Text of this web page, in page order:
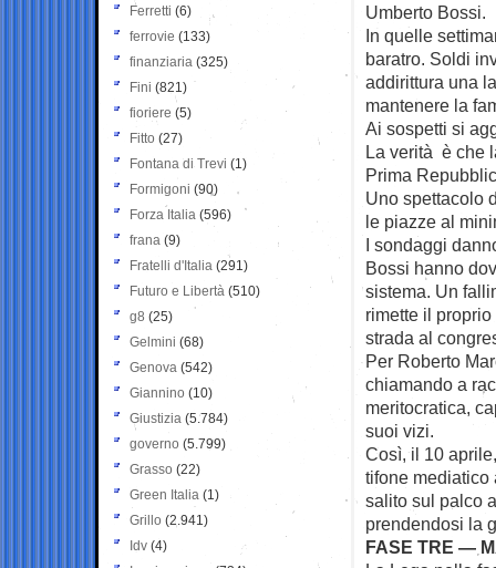
Umberto Bossi.
In quelle
baratro. Soldi
addirittura una
mantenere la
Ai sospetti si
La verità è che
Prima
Uno spettacolo
le piazze al
I sondaggi
Bossi hanno
sistema. Un
rimette il
strada al
Per Roberto
chiamando a
meritocratica,
suoi vizi.
Così, il 10
tifone mediatico
salito sul palco
prendendosi la
FASE TRE —
Ferretti (6)
ferrovie (133)
finanziaria (325)
Fini (821)
fioriere (5)
Fitto (27)
Fontana di Trevi (1)
Formigoni (90)
Forza Italia (596)
frana (9)
Fratelli d'Italia (291)
Futuro e Libertà (510)
g8 (25)
Gelmini (68)
Genova (542)
Giannino (10)
Giustizia (5.784)
governo (5.799)
Grasso (22)
Green Italia (1)
Grillo (2.941)
Idv (4)